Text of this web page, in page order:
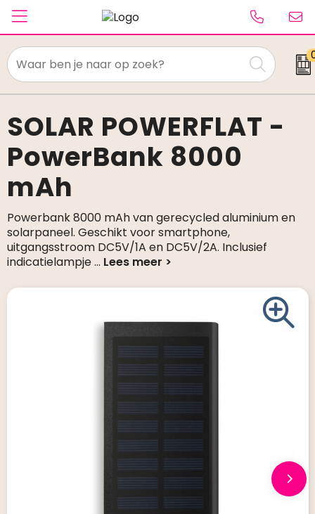
Textiel
Paraplu's
Caps & Beanies
Tassen
Drinkwaren
Schrijfwaren
SOLAR POWERFLAT -
PowerBank 8000
mAh
Powerbank 8000 mAh van gerecycled aluminium en
solarpaneel. Geschikt voor smartphone,
uitgangsstroom DC5V/1A en DC5V/2A. Inclusief
indicatielampje...